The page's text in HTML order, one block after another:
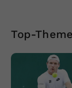
Top-